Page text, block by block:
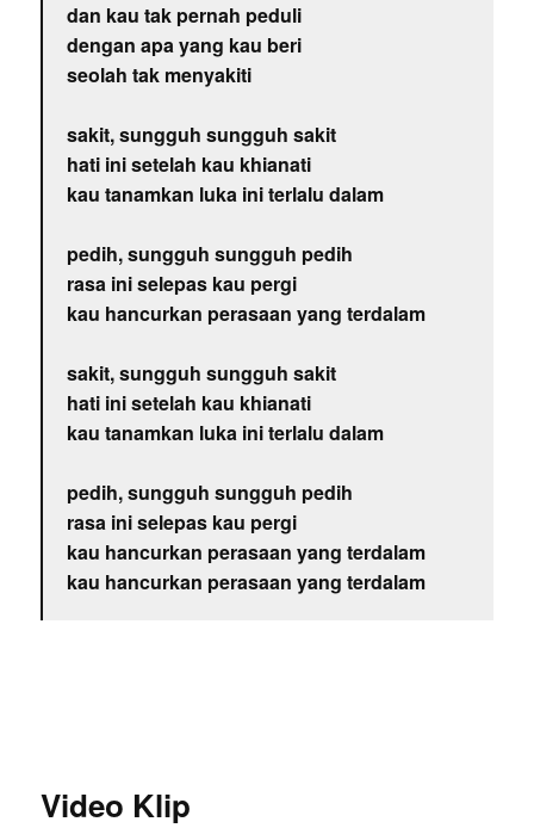
dan kau tak pernah peduli
dengan apa yang kau beri
seolah tak menyakiti
sakit, sungguh sungguh sakit
hati ini setelah kau khianati
kau tanamkan luka ini terlalu dalam
pedih, sungguh sungguh pedih
rasa ini selepas kau pergi
kau hancurkan perasaan yang terdalam
sakit, sungguh sungguh sakit
hati ini setelah kau khianati
kau tanamkan luka ini terlalu dalam
pedih, sungguh sungguh pedih
rasa ini selepas kau pergi
kau hancurkan perasaan yang terdalam
kau hancurkan perasaan yang terdalam
Video Klip